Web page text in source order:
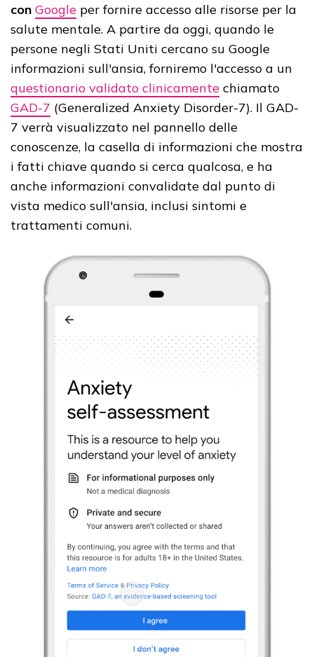
con Google per fornire accesso alle risorse per la
salute mentale. A partire da oggi, quando le
persone negli Stati Uniti cercano su Google
informazioni sull'ansia, forniremo l'accesso a un
questionario validato clinicamente chiamato
GAD-7 (Generalized Anxiety Disorder-7). Il GAD-
7 verrà visualizzato nel pannello delle
conoscenze, la casella di informazioni che mostra
i fatti chiave quando si cerca qualcosa, e ha
anche informazioni convalidate dal punto di
vista medico sull'ansia, inclusi sintomi e
trattamenti comuni.